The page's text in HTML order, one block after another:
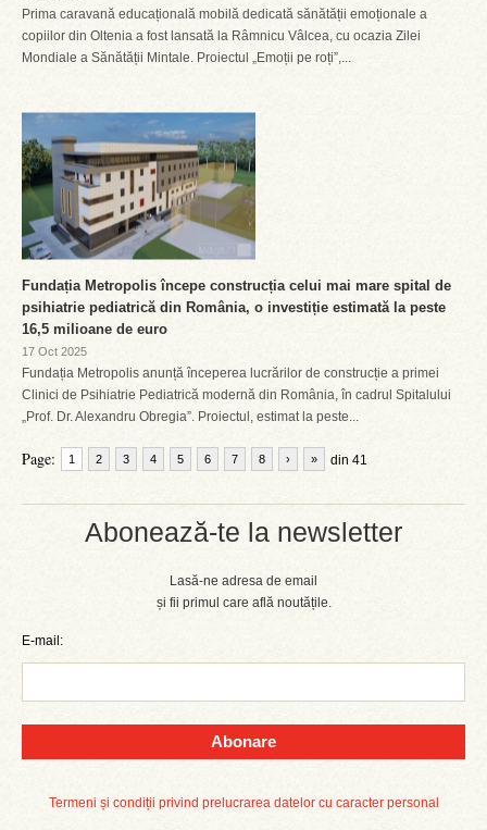
Abonează-te la newsletter
Lasă-ne adresa de email
și fii primul care află noutățile.
E-mail:
Abonare
Termeni și condiții privind prelucrarea datelor cu caracter personal
Prima caravană educațională mobilă dedicată sănătății emoționale a
copiilor din Oltenia a fost lansată la Râmnicu Vâlcea, cu ocazia Zilei
Mondiale a Sănătății Mintale. Proiectul „Emoții pe roți”,...
Fundația Metropolis începe construcția celui mai mare spital de
psihiatrie pediatrică din România, o investiție estimată la peste
16,5 milioane de euro
17 Oct 2025
Fundația Metropolis anunță începerea lucrărilor de construcție a primei
Clinici de Psihiatrie Pediatrică modernă din România, în cadrul Spitalului
„Prof. Dr. Alexandru Obregia”. Proiectul, estimat la peste...
Page: 1 2 3 4 5 6 7 8 din 41
› »